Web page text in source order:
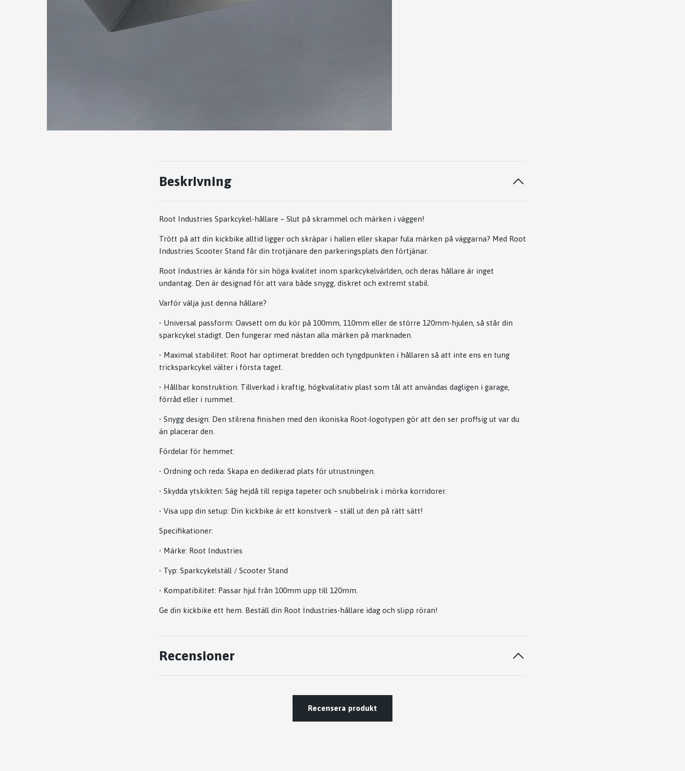
Beskrivning
Root Industries Sparkcykel-hållare – Slut på skrammel och märken i väggen!
Trött på att din kickbike alltid ligger och skräpar i hallen eller skapar fula märken på väggarna? Med Root
Industries Scooter Stand får din trotjänare den parkeringsplats den förtjänar.
Root Industries är kända för sin höga kvalitet inom sparkcykelvärlden, och deras hållare är inget
undantag. Den är designad för att vara både snygg, diskret och extremt stabil.
Varför välja just denna hållare?
• Universal passform: Oavsett om du kör på 100mm, 110mm eller de större 120mm-hjulen, så står din
sparkcykel stadigt. Den fungerar med nästan alla märken på marknaden.
• Maximal stabilitet: Root har optimerat bredden och tyngdpunkten i hållaren så att inte ens en tung
tricksparkcykel välter i första taget.
• Hållbar konstruktion: Tillverkad i kraftig, högkvalitativ plast som tål att användas dagligen i garage,
förråd eller i rummet.
• Snygg design: Den stilrena finishen med den ikoniska Root-logotypen gör att den ser proffsig ut var du
än placerar den.
Fördelar för hemmet:
• Ordning och reda: Skapa en dedikerad plats för utrustningen.
• Skydda ytskikten: Säg hejdå till repiga tapeter och snubbelrisk i mörka korridorer.
• Visa upp din setup: Din kickbike är ett konstverk – ställ ut den på rätt sätt!
Specifikationer:
• Märke: Root Industries
• Typ: Sparkcykelställ / Scooter Stand
• Kompatibilitet: Passar hjul från 100mm upp till 120mm.
Ge din kickbike ett hem. Beställ din Root Industries-hållare idag och slipp röran!
Recensioner
Recensera produkt